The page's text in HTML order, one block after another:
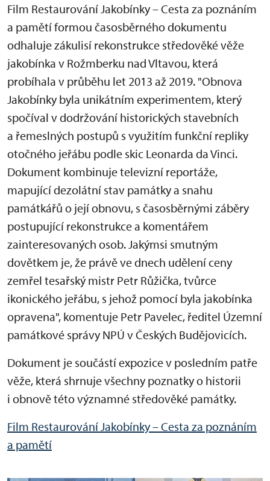
Film Restaurování Jakobínky – Cesta za poznáním
a pamětí formou časosběrného dokumentu
odhaluje zákulisí rekonstrukce středověké věže
jakobínka v Rožmberku nad Vltavou, která
probíhala v průběhu let 2013 až 2019. "Obnova
Jakobínky byla unikátním experimentem, který
spočíval v dodržování historických stavebních
a řemeslných postupů s využitím funkční repliky
otočného jeřábu podle skic Leonarda da Vinci.
Dokument kombinuje televizní reportáže,
mapující dezolátní stav památky a snahu
památkářů o její obnovu, s časosběrnými záběry
postupující rekonstrukce a komentářem
zainteresovaných osob. Jakýmsi smutným
dovětkem je, že právě ve dnech udělení ceny
zemřel tesařský mistr Petr Růžička, tvůrce
ikonického jeřábu, s jehož pomocí byla jakobínka
opravena", komentuje Petr Pavelec, ředitel Územní
památkové správy NPÚ v Českých Budějovicích.
Dokument je součástí expozice v posledním patře
věže, která shrnuje všechny poznatky o historii
i obnově této významné středověké památky.
Film Restaurování Jakobínky – Cesta za poznáním
a pamětí